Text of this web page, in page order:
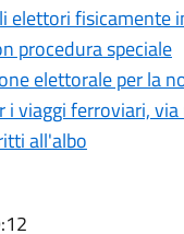
elettori fisicamente
procedura speciale
elettorale per la
viaggi ferroviari,
all'albo